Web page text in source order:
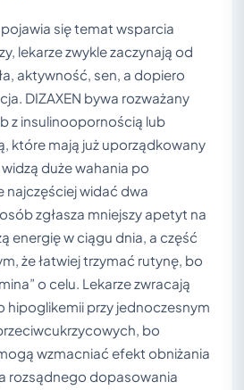
się temat wsparcia
lekarze zwykle zaczynają od
aktywność, sen, a dopiero
DIZAXEN bywa rozważany
z insulinoopornością lub
które mają już uporządkowany
duże wahania po
najczęściej widać dwa
zgłasza mniejszy apetyt na
energię w ciągu dnia, a część
że łatwiej trzymać rutynę, bo
o celu. Lekarze zwracają
hipoglikemii przy jednoczesnym
bo
wzmacniać efekt obniżania
rozsądnego dopasowania